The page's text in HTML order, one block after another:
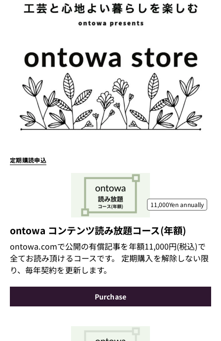
定期購読申込
11,000Yenannually
ontowa コンテンツ読み放題コース(年額)
ontowa.comで公開の有償記事を年額11,000円(税込)で
全てお読み頂けるコースです。 定期購入を解除しない限
り、毎年契約を更新します。
Purchase